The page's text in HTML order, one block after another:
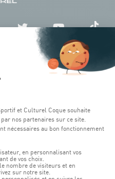
of each activity.
Luxembourg (L-1745)